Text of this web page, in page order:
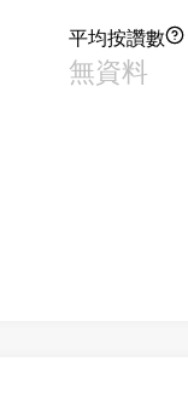
平均按讚數
無資料